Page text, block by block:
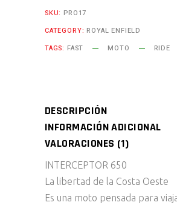
SKU: PRO17
CATEGORY: ROYAL ENFIELD
TAGS: FAST MOTO RIDE
DESCRIPCIÓN
INFORMACIÓN ADICIONAL
VALORACIONES (1)
INTERCEPTOR 650
La libertad de la Costa Oeste
Es una moto pensada para